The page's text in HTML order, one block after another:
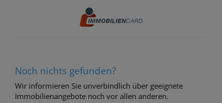
Noch nichts gefunden?
Wir informieren Sie unverbindlich über geeignete
Immobilienangebote noch vor allen anderen.